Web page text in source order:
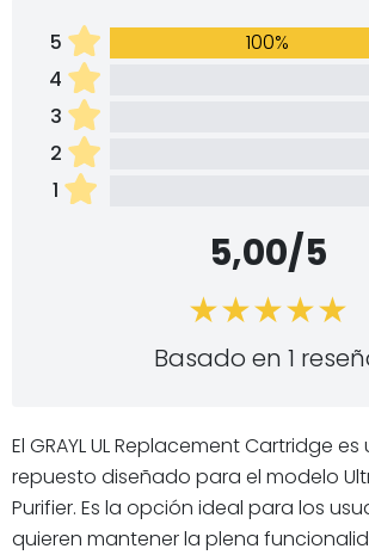
5 100%
4
3
2
1
5,00/5
Basado en 1
El GRAYL UL Replacement Cartridge
repuesto diseñado para el modelo
Purifier. Es la opción ideal para los
quieren mantener la plena